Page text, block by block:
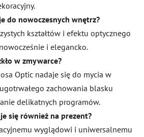
do nowoczesnych wnętrz?
kształtów i efektu optycznego
i elegancko.
w zmywarce?
Optic nadaje się do mycia w
zachowania blasku
delikatnych programów.
się również na prezent?
wyglądowi i uniwersalnemu